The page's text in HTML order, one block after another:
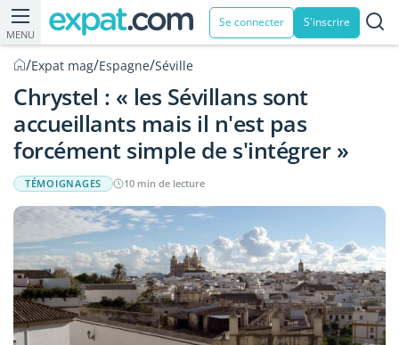
MENU
Se connecter S'inscrire
/Expat mag/Espagne/Séville
Chrystel : « les Sévillans sont
accueillants mais il n'est pas
forcément simple de s'intégrer »
TÉMOIGNAGES 10 min de lecture